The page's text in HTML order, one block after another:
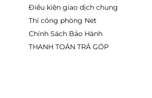
Điều kiện giao dịch chung
Thi công phòng Net
Chính Sách Bảo Hành
THANH TOÁN TRẢ GÓP